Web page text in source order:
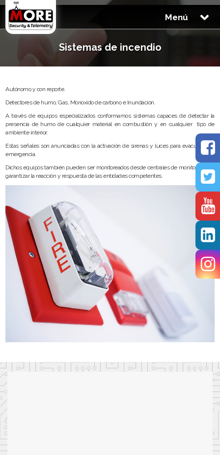
Menú
Sistemas de incendio
Autónomo y con reporte.
Detectores de humo, Gas, Monoxido de carbono e Inundación.
A través de equipos especializados conformamos sistemas capaces de detectar la
presencia de humo de cualquier material en combustión y en cualquier tipo de
ambiente interior.
Estas señales son anunciadas con la activación de sirenas y luces para evacuación y
emergencia.
Dichos equipos también pueden ser monitoreados desde centrales de monitoreo para
garantizar la reacción y respuesta de las entidades competentes.